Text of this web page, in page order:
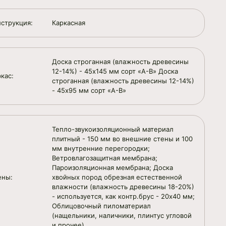
Каркасная
Доска строганная (влажность древесины
12-14%) - 45х145 мм сорт «А-В» Доска
строганная (влажность древесины 12-14%)
- 45х95 мм сорт «А-В»
Тепло-звукоизоляционный материал
плитный - 150 мм во внешние стены и 100
мм внутренние перегородки;
Ветровлагозащитная мембрана;
Пароизоляционная мембрана; Доска
хвойных пород обрезная естественной
влажности (влажность древесины 18-20%)
- используется, как контр.брус - 20х40 мм;
Облицовочный пиломатериал
(нащельники, наличники, плинтус угловой